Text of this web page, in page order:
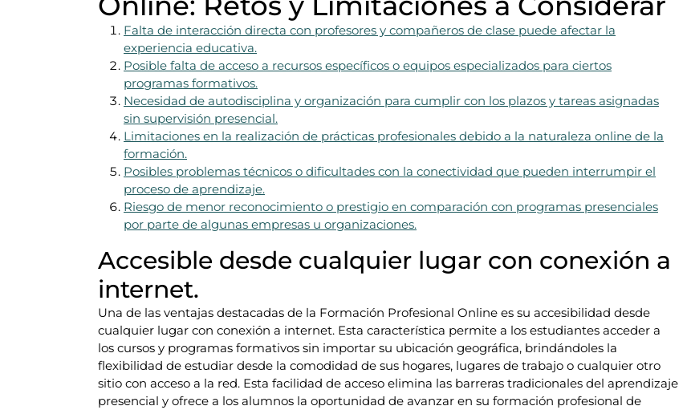
Falta de interacción directa con profesores y compañeros de clase puede afectar la
experiencia educativa.
Posible falta de acceso a recursos específicos o equipos especializados para ciertos
programas formativos.
Necesidad de autodisciplina y organización para cumplir con los plazos y tareas asignadas
sin supervisión presencial.
Limitaciones en la realización de prácticas profesionales debido a la naturaleza online de la
formación.
Posibles problemas técnicos o dificultades con la conectividad que pueden interrumpir el
proceso de aprendizaje.
Riesgo de menor reconocimiento o prestigio en comparación con programas presenciales
por parte de algunas empresas u organizaciones.
Accesible desde cualquier lugar con conexión a
internet.
Una de las ventajas destacadas de la Formación Profesional Online es su accesibilidad desde
cualquier lugar con conexión a internet. Esta característica permite a los estudiantes acceder a
los cursos y programas formativos sin importar su ubicación geográfica, brindándoles la
flexibilidad de estudiar desde la comodidad de sus hogares, lugares de trabajo o cualquier otro
sitio con acceso a la red. Esta facilidad de acceso elimina las barreras tradicionales del aprendizaje
presencial y ofrece a los alumnos la oportunidad de avanzar en su formación profesional de